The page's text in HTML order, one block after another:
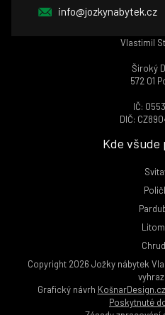
info@jozkynabytek.cz
Vlastimil
Široký
572 01
IČ:
DIČ:
Kde všude
Copyright 2026 Jožky nábytek
Grafický návrh KošnarDesign.cz
Poskytnuté